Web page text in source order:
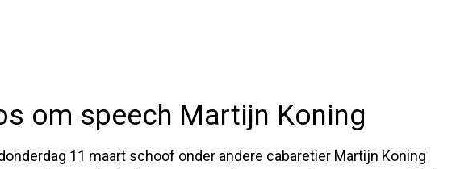
om speech Martijn Koning
11 maart schoof onder andere cabaretier Martijn Koning